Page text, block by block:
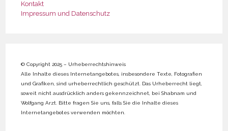
Kontakt
Impressum und Datenschutz
© Copyright 2025 – Urheberrechtshinweis
Alle Inhalte dieses Internetangebotes, insbesondere Texte, Fotografien
und Grafiken, sind urheberrechtlich geschützt. Das Urheberrecht liegt,
soweit nicht ausdrücklich anders gekennzeichnet, bei Shabnam und
Wolfgang Arzt. Bitte fragen Sie uns, falls Sie die Inhalte dieses
Internetangebotes verwenden möchten.